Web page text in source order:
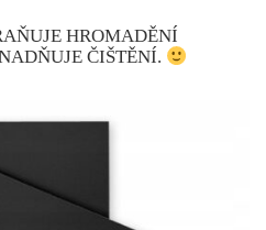
HROMADĚNÍ
ČIŠTĚNÍ.